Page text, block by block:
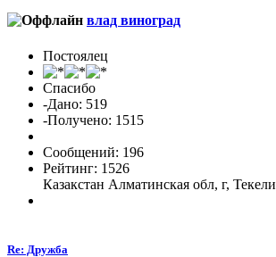
влад виноград
Постоялец
Спасибо
-Дано: 519
-Получено: 1515
Сообщений: 196
Рейтинг: 1526
Казакстан Алматинская обл, г, Текели
Re: Дружба